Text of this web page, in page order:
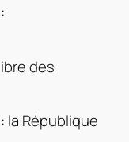
des
la République